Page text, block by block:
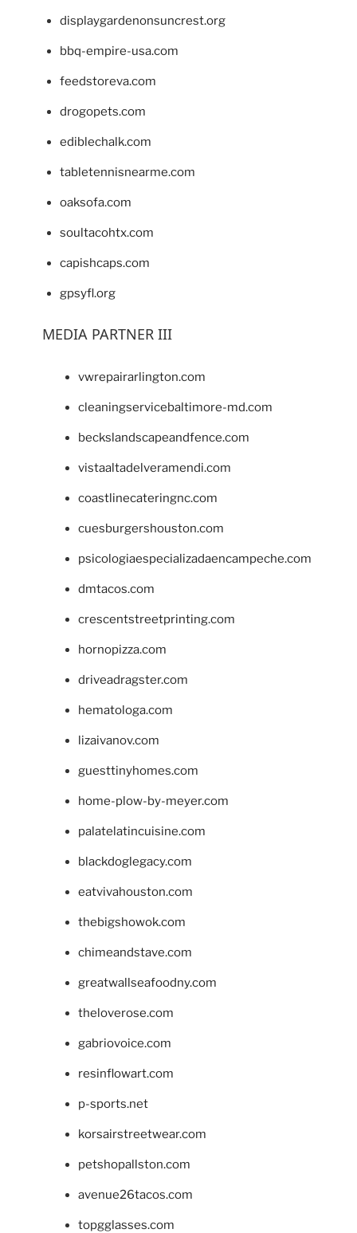
displaygardenonsuncrest.org
bbq-empire-usa.com
feedstoreva.com
drogopets.com
ediblechalk.com
tabletennisnearme.com
oaksofa.com
soultacohtx.com
capishcaps.com
gpsyfl.org
MEDIA PARTNER III
vwrepairarlington.com
cleaningservicebaltimore-md.com
beckslandscapeandfence.com
vistaaltadelveramendi.com
coastlinecateringnc.com
cuesburgershouston.com
psicologiaespecializadaencampeche.com
dmtacos.com
crescentstreetprinting.com
hornopizza.com
driveadragster.com
hematologa.com
lizaivanov.com
guesttinyhomes.com
home-plow-by-meyer.com
palatelatincuisine.com
blackdoglegacy.com
eatvivahouston.com
thebigshowok.com
chimeandstave.com
greatwallseafoodny.com
theloverose.com
gabriovoice.com
resinflowart.com
p-sports.net
korsairstreetwear.com
petshopallston.com
avenue26tacos.com
topgglasses.com